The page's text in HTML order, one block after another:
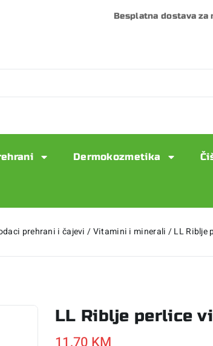
Besplatna dostava za
Dermokozmetika
prehrani i čajevi /Vitamini i minerali /LL Riblje
LL Riblje perlice